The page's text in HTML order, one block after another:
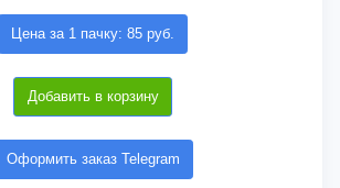
Цена за 1 пачку: 85 руб.
Добавить в корзину
Оформить заказ Telegram